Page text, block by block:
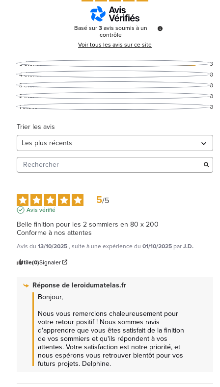
Basé sur3avis soumis à un
contrôle
Voir tous les avis sur ce site
5étoiles
3
4étoiles
0
3étoiles
0
2étoiles
0
1étoile 0
Trier les avis
5/5
Avis vérifié
Belle finition pour les 2 sommiers en 80 x 200
Conforme à nos attentes
Avis du 13/10/2025, suite à une expérience du 01/10/2025 parJ.D.
Utile(0)Signaler
Réponse deleroidumatelas.fr
Bonjour,
Nous vous remercions chaleureusement pour
votre retour positif ! Nous sommes ravis
d'apprendre que vous êtes satisfait de la finition
de vos sommiers et qu'ils répondent à vos
attentes. Votre satisfaction est notre priorité, et
nous espérons vous retrouver bientôt pour vos
futurs projets. Delphine.